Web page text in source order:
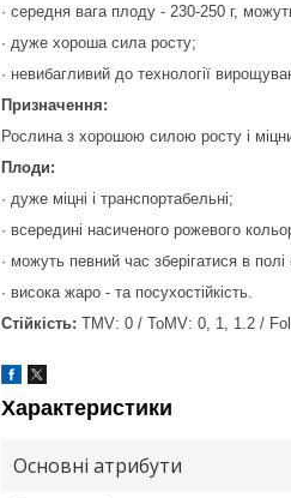
· середня вага плоду - 230-250 г,
· дуже хороша сила росту;
· невибагливий до технології
Призначення:
Рослина з хорошою силою росту і
Плоди:
· дуже міцні і транспортабельні;
· всередині насиченого рожевого
· можуть певний час зберігатися в полі
· висока жаро - та посухостійкість.
Стійкість: TMV: 0 / ToMV: 0, 1, 1.2 /
Характеристики
Основні атрибути